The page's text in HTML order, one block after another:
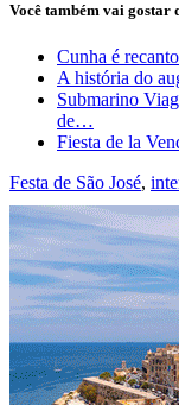
Você também vai gostar
Cunha é
A história do
Submarino
de…
Fiesta de la
Festa de São José,